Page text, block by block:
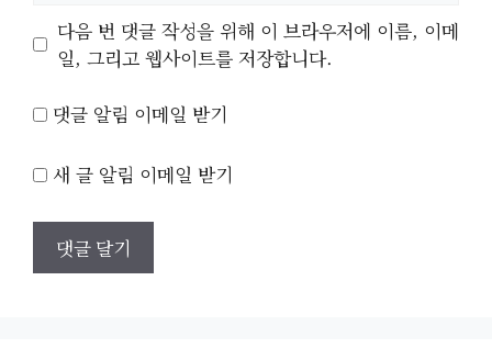
트
다음 번 댓글 작성을 위해 이 브라우저에 이름, 이메
일, 그리고 웹사이트를 저장합니다.
댓글 알림 이메일 받기
새 글 알림 이메일 받기